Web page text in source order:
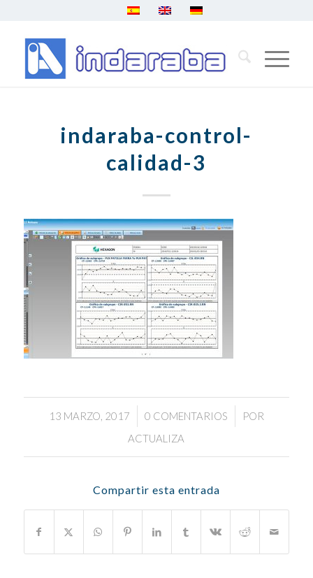
indaraba-control-
calidad-3
13 MARZO, 2017
/ 0 COMENTARIOS
/
POR
ACTUALIZA
Compartir esta entrada